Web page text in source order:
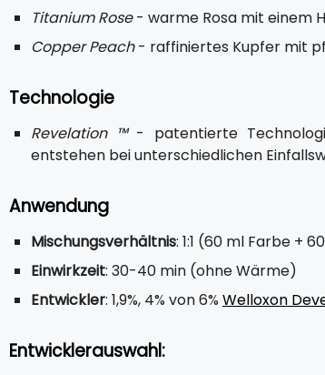
Titanium Rose- warme Rosa mit einem
Copper Peach- raffiniertes Kupfer mit
Technologie
Revelation ™- patentierte
entstehen bei unterschiedlichen
Anwendung
Mischungsverhältnis: 1:1 (60 ml Farbe +
Einwirkzeit: 30-40 min (ohne Wärme)
Entwickler: 1,9%, 4% von 6% Welloxon
Entwicklerauswahl: